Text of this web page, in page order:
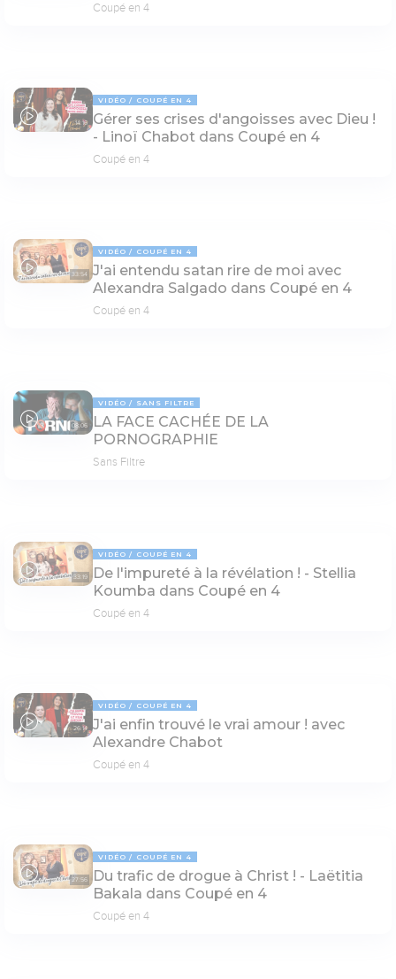
Coupé en 4
14:16
VIDÉO COUPÉ EN 4
Gérer ses crises d'angoisses avec Dieu !
- Linoï Chabot dans Coupé en 4
Coupé en 4
33:54
VIDÉO COUPÉ EN 4
J'ai entendu satan rire de moi avec
Alexandra Salgado dans Coupé en 4
Coupé en 4
08:06
VIDÉO SANS FILTRE
LA FACE CACHÉE DE LA
PORNOGRAPHIE
Sans Filtre
33:19
VIDÉO COUPÉ EN 4
De l'impureté à la révélation ! - Stellia
Koumba dans Coupé en 4
Coupé en 4
26:14
VIDÉO COUPÉ EN 4
J'ai enfin trouvé le vrai amour ! avec
Alexandre Chabot
Coupé en 4
27:56
VIDÉO COUPÉ EN 4
Du trafic de drogue à Christ ! - Laëtitia
Bakala dans Coupé en 4
Coupé en 4